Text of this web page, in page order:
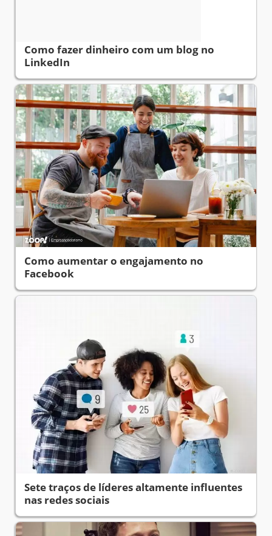
Como fazer dinheiro com um blog no
LinkedIn
Como aumentar o engajamento no
Facebook
Sete traços de líderes altamente influentes
nas redes sociais